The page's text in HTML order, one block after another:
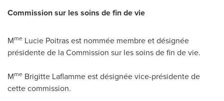
Commission sur les soins de fin de vie
Mme Lucie Poitrasest nommée membre et désignée
présidente de la Commission sur les soins de fin de vie.
Mme Brigitte Laflammeest désignée vice-présidente de
cette commission.